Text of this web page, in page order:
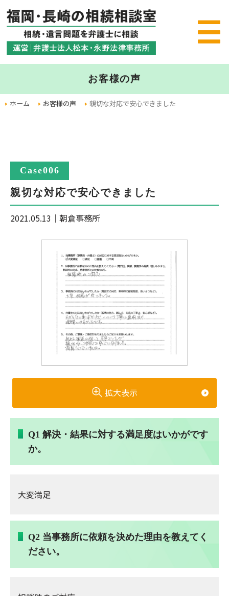
お客様の声
ホーム お客様の声 親切な対応で安心できました
Case006
親切な対応で安心できました
2021.05.13 ｜ 朝倉事務所
拡大表示
Q1 解決・結果に対する満足度はいかがです
か。
大変満足
Q2 当事務所に依頼を決めた理由を教えてく
ださい。